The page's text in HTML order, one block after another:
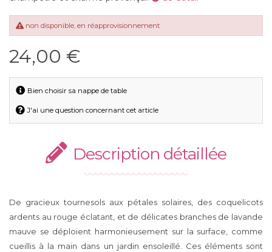
non disponible, en réapprovisionnement
24,00 €
Bien choisir sa nappe de table
J'ai une question concernant cet article
Description détaillée
De gracieux tournesols aux pétales solaires, des coquelicots
ardents au rouge éclatant, et de délicates branches de lavande
mauve se déploient harmonieusement sur la surface, comme
cueillis à la main dans un jardin ensoleillé. Ces éléments sont